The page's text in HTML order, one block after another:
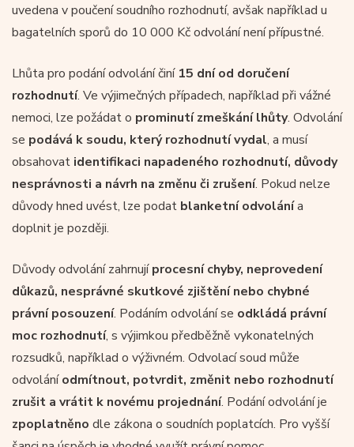
uvedena v poučení soudního rozhodnutí, avšak například u
bagatelních sporů do 10 000 Kč odvolání není přípustné.
Lhůta pro podání odvolání činí 15 dní od doručení
rozhodnutí. Ve výjimečných případech, například při vážné
nemoci, lze požádat o prominutí zmeškání lhůty. Odvolání
se podává k soudu, který rozhodnutí vydal, a musí
obsahovat identifikaci napadeného rozhodnutí, důvody
nesprávnosti a návrh na změnu či zrušení. Pokud nelze
důvody hned uvést, lze podat blanketní odvolánía
doplnit je později.
Důvody odvolání zahrnujíprocesní chyby, neprovedení
důkazů, nesprávné skutkové zjištění nebo chybné
právní posouzení. Podáním odvolání se odkládá právní
moc rozhodnutí, s výjimkou předběžně vykonatelných
rozsudků, například o výživném. Odvolací soud může
odvoláníodmítnout, potvrdit, změnit nebo rozhodnutí
zrušit a vrátit k novému projednání. Podání odvolání je
zpoplatněno dle zákona o soudních poplatcích. Pro vyšší